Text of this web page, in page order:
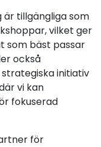
är tillgängliga som
vilket ger
som bäst passar
också
initiativ
vi kan
fokuserad
för